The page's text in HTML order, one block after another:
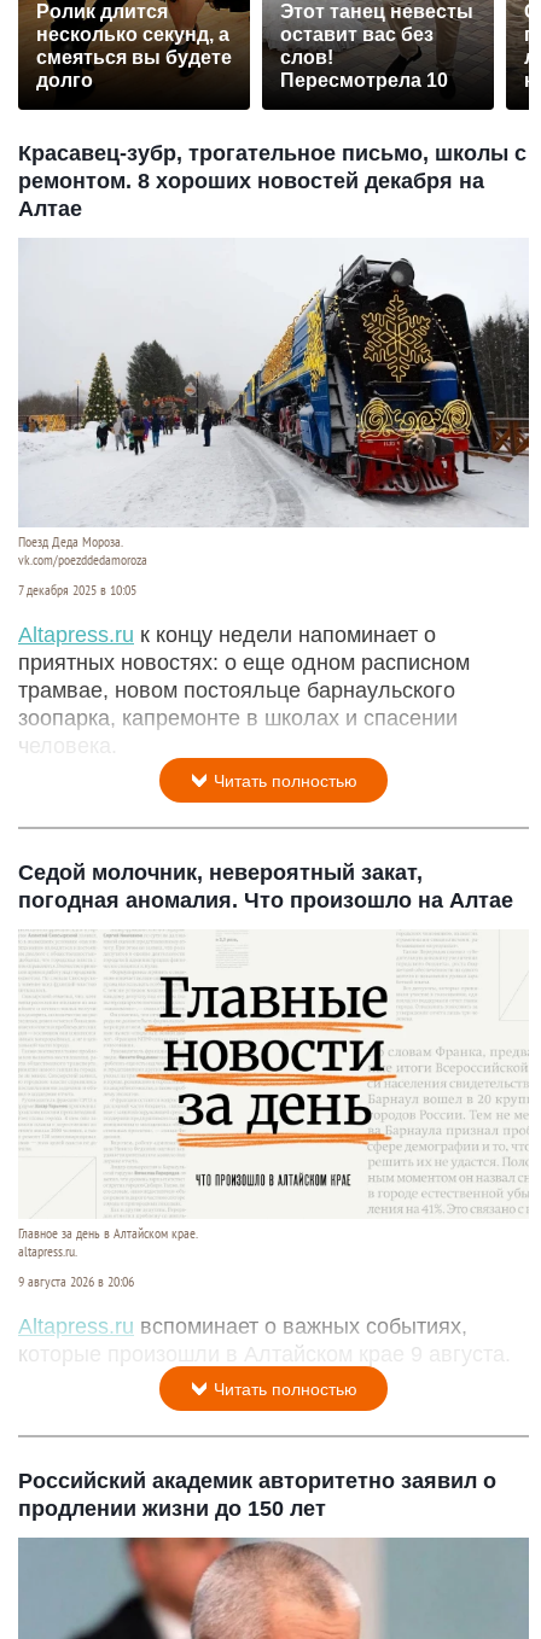
Ролик длится
несколько секунд, а
смеяться вы будете
долго
Этот танец невесты
оставит вас без
слов!
Пересмотрела 10
Красавец-зубр, трогательное письмо, школы с
ремонтом. 8 хороших новостей декабря на
Алтае
Поезд Деда Мороза.
vk.com/poezddedamoroza
7 декабря 2025 в 10:05
Altapress.ru к концу недели напоминает о
приятных новостях: о еще одном расписном
трамвае, новом постояльце барнаульского
зоопарка, капремонте в школах и спасении
человека.
Читать полностью
Седой молочник, невероятный закат,
погодная аномалия. Что произошло на Алтае
Главное за день в Алтайском крае.
altapress.ru.
9 августа 2026 в 20:06
Altapress.ru вспоминает о важных событиях,
которые произошли в Алтайском крае 9 августа.
Читать полностью
Российский академик авторитетно заявил о
продлении жизни до 150 лет